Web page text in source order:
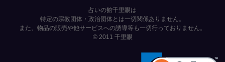
占いの館千里眼は
特定の宗教団体・政治団体とは一切関係ありません。
また、物品の販売や他サービスへの誘導等も一切行っておりません。
© 2011 千里眼